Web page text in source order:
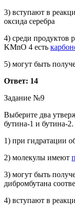
3) вступают в
оксида серебра
4) среди продуктов
KMnO 4 есть
5) могут быть
Ответ: 14
Задание №9
Выберите два
бутина-1 и бутина-2.
1) при гидратации
2) молекулы имеют
3) могут быть
дибромбутана
4) вступают в